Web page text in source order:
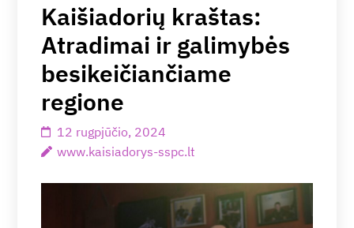
Kaišiadorių kraštas:
Atradimai ir galimybės
besikeičiančiame
regione
12 rugpjūčio, 2024
www.kaisiadorys-sspc.lt